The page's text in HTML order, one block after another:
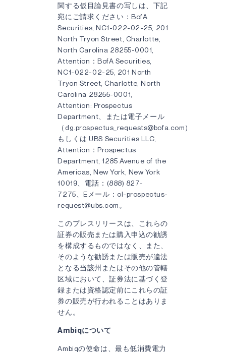
関する仮目論見書の写しは、下記
宛にご請求ください：BofA
Securities, NC1-022-02-25, 201
North Tryon Street, Charlotte,
North Carolina 28255-0001,
Attention：BofA Securities,
NC1-022-02-25, 201 North
Tryon Street, Charlotte, North
Carolina 28255-0001,
Attention: Prospectus
Department、または電子メール
（dg.prospectus_requests@bofa.com）
もしくは UBS Securities LLC,
Attention：Prospectus
Department, 1285 Avenue of the
Americas, New York, New York
10019、電話：(888) 827-
7275、Eメール：ol-prospectus-
request@ubs.com。
このプレスリリースは、これらの
証券の販売または購入申込の勧誘
を構成するものではなく、また、
そのような勧誘または販売が違法
となる当該州またはその他の管轄
区域において、証券法に基づく登
録または資格認定前にこれらの証
券の販売が行われることはありま
せん。
Ambiqについて
Ambiqの使命は、最も低消費電力